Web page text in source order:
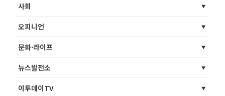
사회
오피니언
문화·라이프
뉴스발전소
이투데이TV